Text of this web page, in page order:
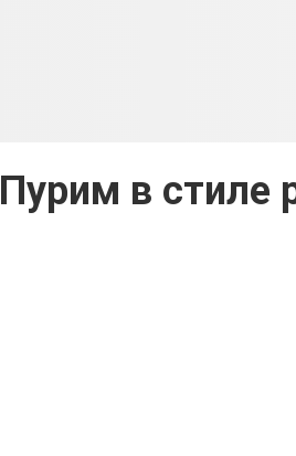
Пурим в стиле